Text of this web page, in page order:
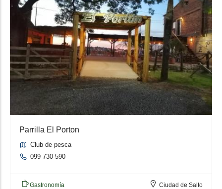
Parrilla El Porton
Club de pesca
099 730 590
Gastronomía Ciudad de Salto